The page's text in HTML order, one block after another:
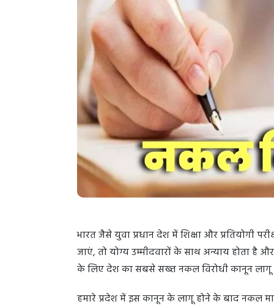
भारत जैसे युवा प्रधान देश में शिक्षा और प्रतियोगी
जाएं, तो योग्य उम्मीदवारों के साथ अन्याय होता है
के लिए देश का सबसे सख्त नकल विरोधी कानून लागू
हमारे प्रदेश में इस कानून के लागू होने के बाद नकल